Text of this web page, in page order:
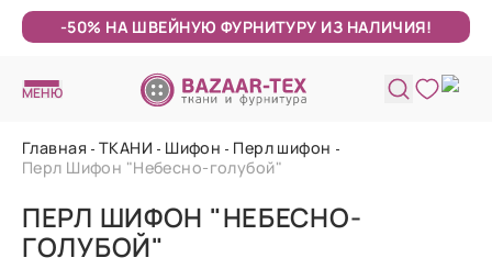
-50% НА ШВЕЙНУЮ ФУРНИТУРУ ИЗ НАЛИЧИЯ!
МЕНЮ
Главная ТКАНИ Шифон
Перл шифон
Перл Шифон "Небесно-голубой"
ПЕРЛ ШИФОН "НЕБЕСНО-
ГОЛУБОЙ"